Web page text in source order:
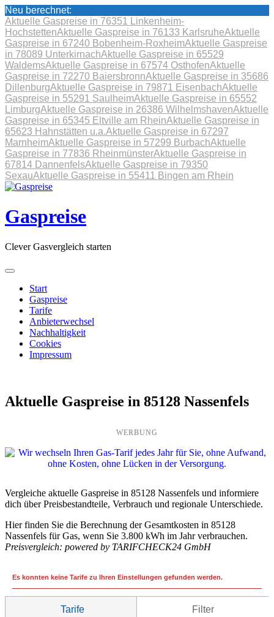
Neu berechnet:
Aktuelle Gaspreise in 76351 Linkenheim-
HochstettenAktuelle Gaspreise in 76133 KarlsruheAktuelle
Gaspreise in 67240 Bobenheim-RoxheimAktuelle Gaspreise
in 78089 UnterkirnachAktuelle Gaspreise in 65529
WaldemsAktuelle Gaspreise in 67574 OsthofenAktuelle
Gaspreise in 72270 BaiersbronnAktuelle Gaspreise in 35686
DillenburgAktuelle Gaspreise in 79871 EisenbachAktuelle
Gaspreise in 55291 SaulheimAktuelle Gaspreise in 65552
LimburgAktuelle Gaspreise in 26386 WilhelmshavenAktuelle
Gaspreise in 65345 Eltville am RheinAktuelle Gaspreise in
65623 Hahnstätten u.a.Aktuelle Gaspreise in 67297
MarnheimAktuelle Gaspreise in 57299 BurbachAktuelle
Gaspreise in 77836 RheinmünsterAktuelle Gaspreise in
67814 DannenfelsAktuelle Gaspreise in 79350
SexauAktuelle Gaspreise in 55411 Bingen am Rhein
Skip
content
Gaspreise
Clever Gasvergleich starten
Start
Gaspreise
Tarife
Anbieterwechsel
Nachhaltigkeit
Cookies
Impressum
Aktuelle Gaspreise in 85128 Nassenfels
WERBUNG
Vergleiche aktuelle Gaspreise in 85128 Nassenfels und informiere
dich über Preisbestandteile, Verbrauch und regionale Unterschiede.
Hier finden Sie die Berechnung der Gesamtkosten in 85128
Nassenfels für Gas, wenn Sie 3.800 kWh im Jahr verbrauchen.
Preisvergleich: powered by TARIFCHECK24 GmbH